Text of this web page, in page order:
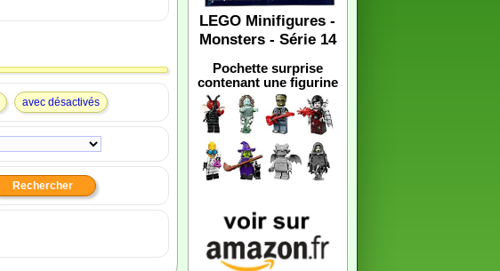
avec désactivés
LEGO Minifigures -
Monsters - Série 14
Pochette surprise
contenant une figurine